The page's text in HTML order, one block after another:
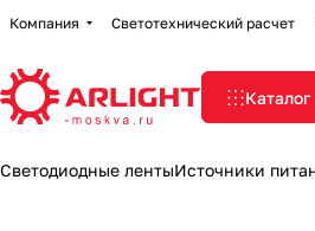
Компания Светотехнический расчет
Каталог
Светодиодные лентыИсточники